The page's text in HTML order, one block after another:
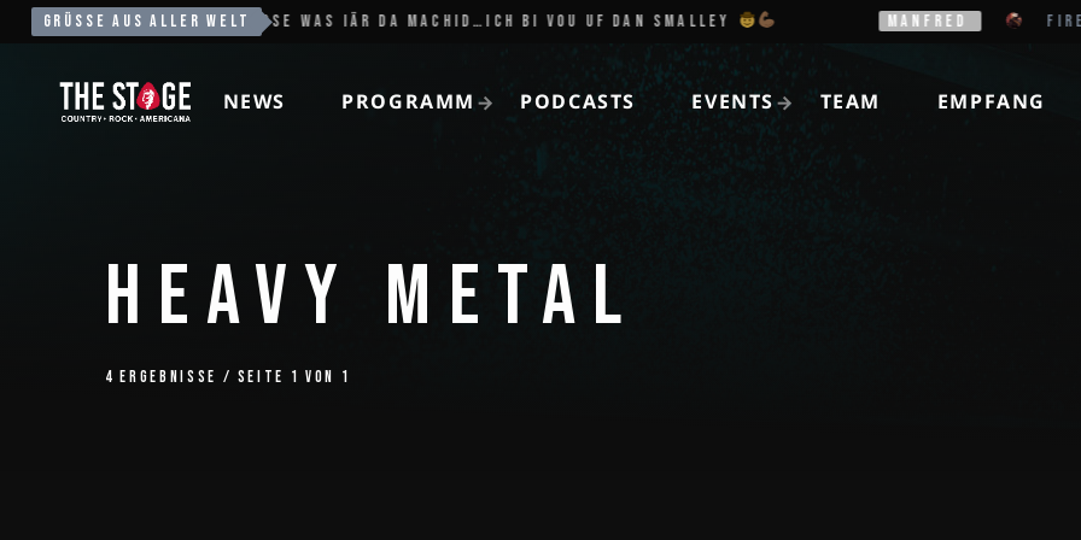
GRÜSSE AUS ALLER WELT
SLOW IT DOWN EXTRAKLASSE WAS IÄR DA MACHID…ICH BI VOU UF DAN SMALLEY MANFRED
NEWS PROGRAMM PODCASTS EVENTS TEAM EMPFANG
HEAVY METAL
4 ERGEBNISSE / SEITE 1 VON 1